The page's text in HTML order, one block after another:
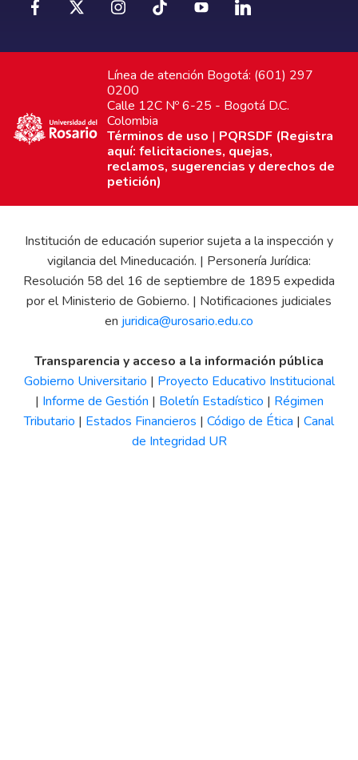
Línea de atención Bogotá: (601) 297
0200
Calle 12C Nº 6-25 - Bogotá D.C.
Colombia
Términos de uso | PQRSDF (Registra
aquí: felicitaciones, quejas,
reclamos, sugerencias y derechos de
petición)
Institución de educación superior sujeta a la inspección y
vigilancia del Mineducación. | Personería Jurídica:
Resolución 58 del 16 de septiembre de 1895 expedida
por el Ministerio de Gobierno. | Notificaciones judiciales
en juridica@urosario.edu.co
Transparencia y acceso a la información pública
Gobierno Universitario | Proyecto Educativo Institucional
| Informe de Gestión | Boletín Estadístico | Régimen
Tributario | Estados Financieros | Código de Ética | Canal
de Integridad UR